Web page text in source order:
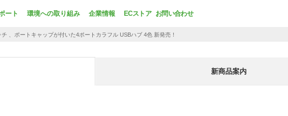
ート 環境への取り組み 企業情報 ECストア お問い合わせ
、ポートキャップが付いた4ポートカラフル USBハブ 4色 新発売！
新商品案内